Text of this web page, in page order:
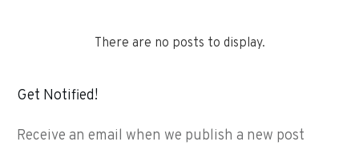
Get Notified!
Receive an email when we publish a new post